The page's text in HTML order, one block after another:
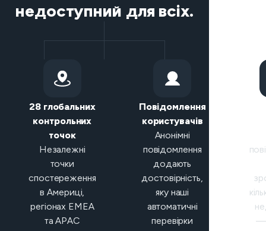
недоступний для всіх.
28 глобальних
контрольних
точок
Незалежні
точки
спостереження
в Америці,
регіонах EMEA
та APAC
Повідомлення
користувачів
Анонімні
повідомлення
додають
достовірність,
яку наші
автоматичні
перевірки
—